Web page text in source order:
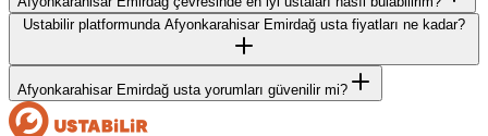
Ustabilir platformunda Afyonkarahisar Emirdağ usta fiyatları ne kadar?
Afyonkarahisar Emirdağ usta yorumları güvenilir mi?